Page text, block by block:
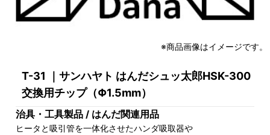
※商品画像はイメージです。
T-31 ｜サンハヤト はんだシュッ太郎HSK-300
交換用チップ（Φ1.5mm）
治具・工具製品 / はんだ関連用品
ヒータと吸引管を一体化させたハンダ吸取器や